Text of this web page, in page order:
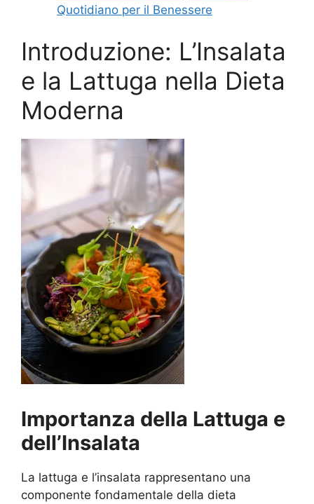
Quotidiano per il Benessere
Introduzione: L’Insalata
e la Lattuga nella Dieta
Moderna
Importanza della Lattuga e
dell’Insalata
La lattuga e l’insalata rappresentano una
componente fondamentale della dieta